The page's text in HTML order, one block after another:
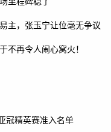
主，张玉宁让位毫无争议
不再令人闹心窝火！
冠精英赛准入名单